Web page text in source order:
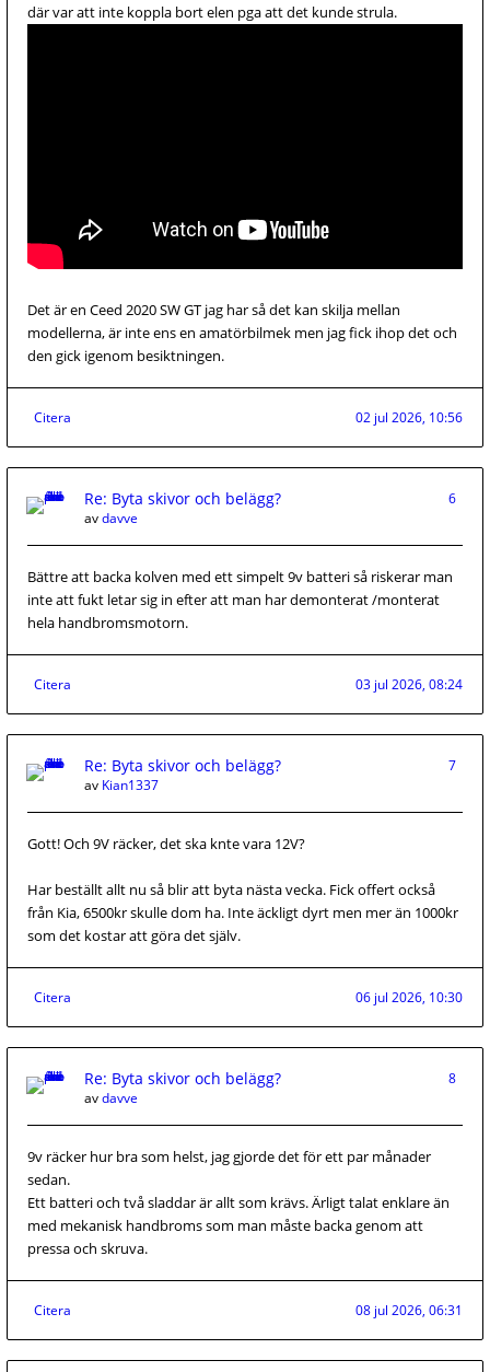
där var att inte koppla bort elen pga att det kunde strula.
Det är en Ceed 2020 SW GT jag har så det kan skilja mellan
modellerna, är inte ens en amatörbilmek men jag fick ihop det och
den gick igenom besiktningen.
Citera 02 jul 2026, 10:56
Re: Byta skivor och belägg?
6
avdavve
Bättre att backa kolven med ett simpelt 9v batteri så riskerar man
inte att fukt letar sig in efter att man har demonterat /monterat
hela handbromsmotorn.
Citera 03 jul 2026, 08:24
Re: Byta skivor och belägg?
7
av Kian1337
Gott! Och 9V räcker, det ska knte vara 12V?
Har beställt allt nu så blir att byta nästa vecka. Fick offert också
från Kia, 6500kr skulle dom ha. Inte äckligt dyrt men mer än 1000kr
som det kostar att göra det själv.
Citera 06 jul 2026, 10:30
Re: Byta skivor och belägg?
8
avdavve
9v räcker hur bra som helst, jag gjorde det för ett par månader
sedan.
Ett batteri och två sladdar är allt som krävs. Ärligt talat enklare än
med mekanisk handbroms som man måste backa genom att
pressa och skruva.
Citera 08 jul 2026, 06:31